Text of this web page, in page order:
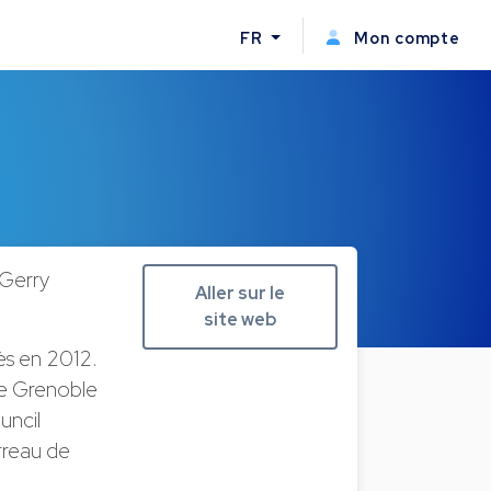
FR Mon compte
en 2012.
Grenoble
de
Aller sur le
site web